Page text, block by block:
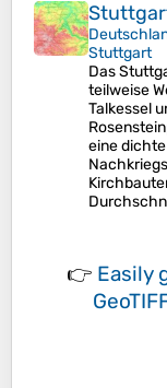
Stuttgart
Das
teilweise
Talkessel
eine
👉 Easily